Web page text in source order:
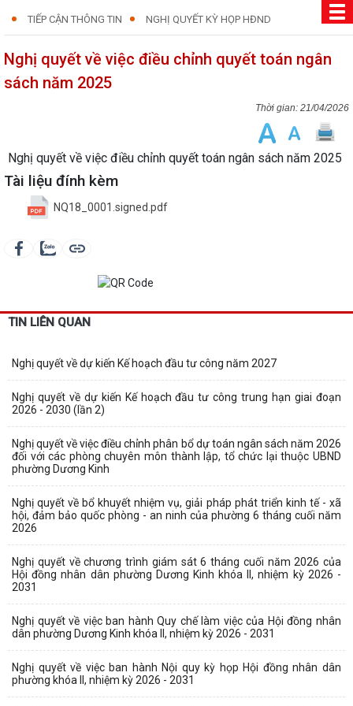
TIẾP CẬN THÔNG TIN NGHỊ QUYẾT KỲ HỌP HĐND
Nghị quyết về việc điều chỉnh quyết toán ngân
sách năm 2025
21/04/2026
Nghị quyết về việc điều chỉnh quyết toán ngân sách năm 2025
Tài liệu đính kèm
NQ18_0001.signed.pdf
TIN LIÊN QUAN
Nghị quyết về dự kiến Kế hoạch đầu tư công năm 2027
Nghị quyết về dự kiến Kế hoạch đầu tư công trung hạn giai đoạn
2026 - 2030 (lần 2)
Nghị quyết về việc điều chỉnh phân bổ dự toán ngân sách năm 2026
đối với các phòng chuyên môn thành lập, tổ chức lại thuộc UBND
phường Dương Kinh
Nghị quyết về bổ khuyết nhiệm vụ, giải pháp phát triển kinh tế - xã
hội, đảm bảo quốc phòng - an ninh của phường 6 tháng cuối năm
2026
Nghị quyết về chương trình giám sát 6 tháng cuối năm 2026 của
Hội đồng nhân dân phường Dương Kinh khóa II, nhiệm kỳ 2026 -
2031
Nghị quyết về việc ban hành Quy chế làm việc của Hội đồng nhân
dân phường Dương Kinh khóa II, nhiệm kỳ 2026 - 2031
Nghị quyết về việc ban hành Nội quy kỳ họp Hội đồng nhân dân
phường khóa II, nhiệm kỳ 2026 - 2031